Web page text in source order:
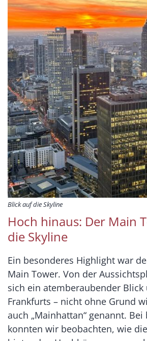
Blick auf die Skyline
Hoch hinaus: Der Main
die Skyline
Ein besonderes Highlight war
Main Tower. Von der
sich ein atemberaubender Blick
Frankfurts – nicht ohne Grund
auch „Mainhattan“ genannt.
konnten wir beobachten, wie